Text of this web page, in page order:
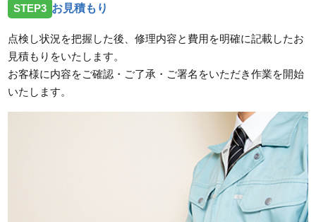
STEP3 お見積もり
点検し状況を把握した後、修理内容と費用を明確に記載したお
見積もりをいたします。
お客様に内容をご確認・ご了承・ご署名をいただき作業を開始
いたします。